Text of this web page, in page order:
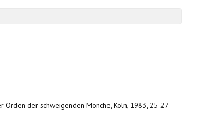
Orden der schweigenden Mönche, Köln, 1983, 25-27